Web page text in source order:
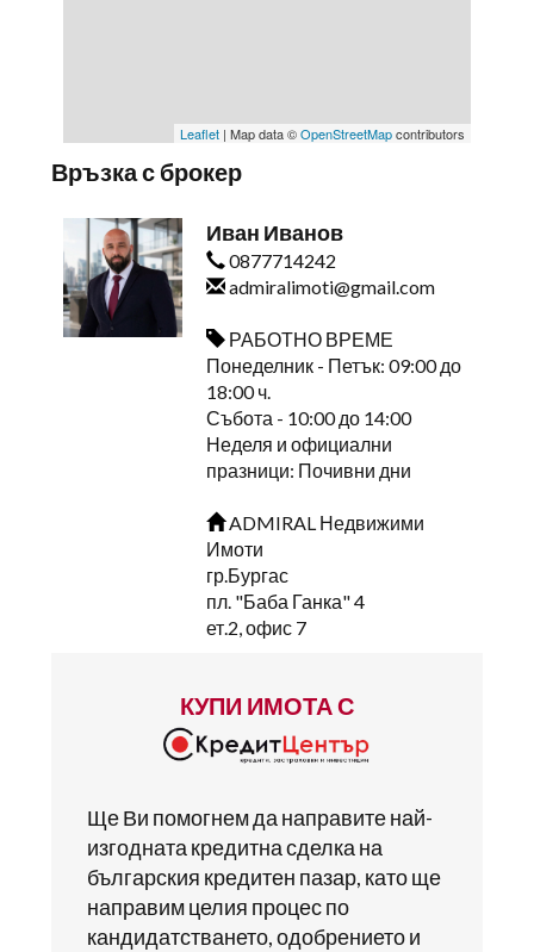
Leaflet | Map data ©OpenStreetMapcontributors
Връзка с брокер
Иван Иванов
0877714242
admiralimoti@gmail.com
РАБОТНО ВРЕМЕ
Понеделник - Петък: 09:00 до
18:00 ч.
Събота - 10:00 до 14:00
Неделя и официални
празници: Почивни дни
ADMIRAL Недвижими
Имоти
гр.Бургас
пл. "Баба Ганка" 4
ет.2, офис 7
КУПИ ИМОТА С
Ще Ви помогнем да направите най-
изгодната кредитна сделка на
българския кредитен пазар, като ще
направим целия процес по
кандидатстването, одобрението и